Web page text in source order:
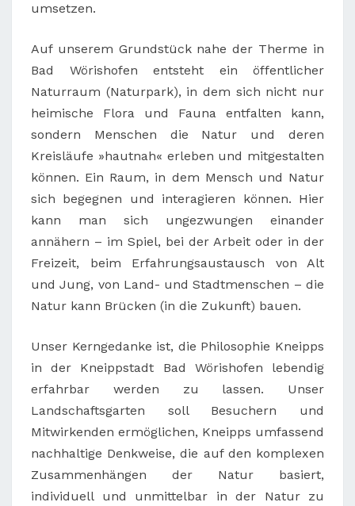
umsetzen.
Auf unserem Grundstück nahe der Therme in
Bad Wörishofen entsteht ein öffentlicher
Naturraum (Naturpark), in dem sich nicht nur
heimische Flora und Fauna entfalten kann,
sondern Menschen die Natur und deren
Kreisläufe »hautnah« erleben und mitgestalten
können. Ein Raum, in dem Mensch und Natur
sich begegnen und interagieren können. Hier
kann man sich ungezwungen einander
annähern – im Spiel, bei der Arbeit oder in der
Freizeit, beim Erfahrungsaustausch von Alt
und Jung, von Land- und Stadtmenschen – die
Natur kann Brücken (in die Zukunft) bauen.
Unser Kerngedanke ist, die Philosophie Kneipps
in der Kneippstadt Bad Wörishofen lebendig
erfahrbar werden zu lassen. Unser
Landschaftsgarten soll Besuchern und
Mitwirkenden ermöglichen, Kneipps umfassend
nachhaltige Denkweise, die auf den komplexen
Zusammenhängen der Natur basiert,
individuell und unmittelbar in der Natur zu